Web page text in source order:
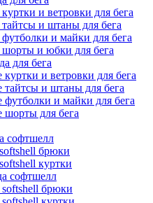
и ветровки для бега
и штаны для бега
и майки для бега
и юбки для бега
для бега
и ветровки для бега
и штаны для бега
и майки для бега
для бега
софтшелл
брюки
куртки
софтшелл
брюки